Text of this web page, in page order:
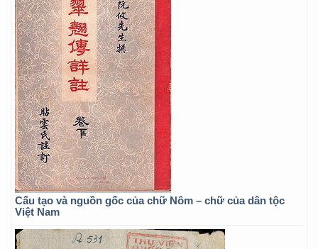
Cấu tạo và nguồn gốc của chữ Nôm – chữ của dân tộc
Việt Nam